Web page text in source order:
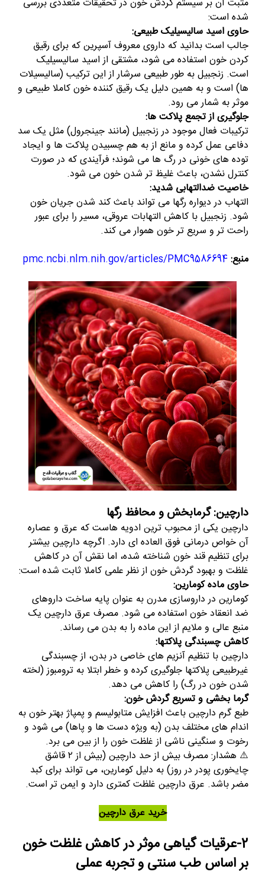
مثبت آن بر سیستم گردش خون در تحقیقات متعددی بررسی
شده است:
حاوی اسید سالیسیلیک طبیعی:
جالب است بدانید که داروی معروف آسپرین که برای رقیق
کردن خون استفاده می شود، مشتقی از اسید سالیسیلیک
است. زنجبیل به طور طبیعی سرشار از این ترکیب (سالیسیلات
ها) است و به همین دلیل یک رقیق کننده خون کاملا طبیعی و
موثر به شمار می رود.
جلوگیری از تجمع پلاکت ها:
ترکیبات فعال موجود در زنجبیل (مانند جینجرول) مثل یک سد
دفاعی عمل کرده و مانع از به هم چسبیدن پلاکت ها و ایجاد
توده های خونی در رگ ها می شوند؛ فرآیندی که در صورت
کنترل نشدن، باعث غلیظ تر شدن خون می شود.
خاصیت ضدالتهابی شدید:
التهاب در دیواره رگها می تواند باعث کند شدن جریان خون
شود. زنجبیل با کاهش التهابات عروقی، مسیر را برای عبور
راحت تر و سریع تر خون هموار می کند.
منبع:pmc.ncbi.nlm.nih.gov/articles/PMC9586694
دارچین: گرمابخش و محافظ رگها
دارچین یکی از محبوب ترین ادویه هاست که عرق و عصاره
آن خواص درمانی فوق العاده ای دارد. اگرچه دارچین بیشتر
برای تنظیم قند خون شناخته شده، اما نقش آن در کاهش
غلظت و بهبود گردش خون از نظر علمی کاملا ثابت شده است:
حاوی ماده کومارین:
کومارین در داروسازی مدرن به عنوان پایه ساخت داروهای
ضد انعقاد خون استفاده می شود. مصرف عرق دارچین یک
منبع عالی و ملایم از این ماده را به بدن می رساند.
کاهش چسبندگی پلاکتها:
دارچین با تنظیم آنزیم های خاصی در بدن، از چسبندگی
غیرطبیعی پلاکتها جلوگیری کرده و خطر ابتلا به ترومبوز (لخته
شدن خون در رگ) را کاهش می دهد.
گرما بخشی و تسریع گردش خون:
طبع گرم دارچین باعث افزایش متابولیسم و پمپاژ بهتر خون به
اندام های مختلف بدن (به ویژه دست ها و پاها) می شود و
رخوت و سنگینی ناشی از غلظت خون را از بین می برد.
⚠️ هشدار: مصرف بیش از حد دارچین (بیش از۲قاشق
چایخوری پودر در روز) به دلیل کومارین، می تواند برای کبد
مضر باشد. عرق دارچین غلظت کمتری دارد و ایمن تر است.
خرید عرق دارچین
2-عرقیات گیاهی موثر در کاهش غلظت خون
بر اساس طب سنتی و تجربه عملی